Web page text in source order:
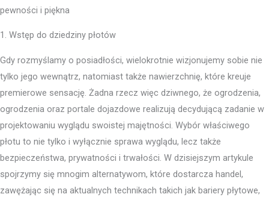
pewności i piękna
1. Wstęp do dziedziny płotów
Gdy rozmyślamy o posiadłości, wielokrotnie wizjonujemy sobie nie
tylko jego wewnątrz, natomiast także nawierzchnię, które kreuje
premierowe sensację. Żadna rzecz więc dziwnego, że ogrodzenia,
ogrodzenia oraz portale dojazdowe realizują decydującą zadanie w
projektowaniu wyglądu swoistej majętności. Wybór właściwego
płotu to nie tylko i wyłącznie sprawa wyglądu, lecz także
bezpieczeństwa, prywatności i trwałości. W dzisiejszym artykule
spojrzymy się mnogim alternatywom, które dostarcza handel,
zawężając się na aktualnych technikach takich jak bariery płytowe,